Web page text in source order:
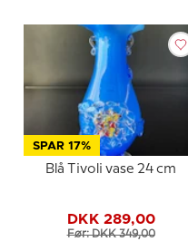
SPAR 17%
Blå Tivoli vase 24 cm
DKK 289,00
Før: DKK 349,00